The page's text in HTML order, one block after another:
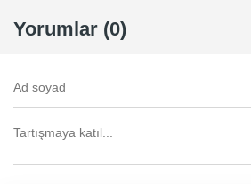
Yorumlar (0)